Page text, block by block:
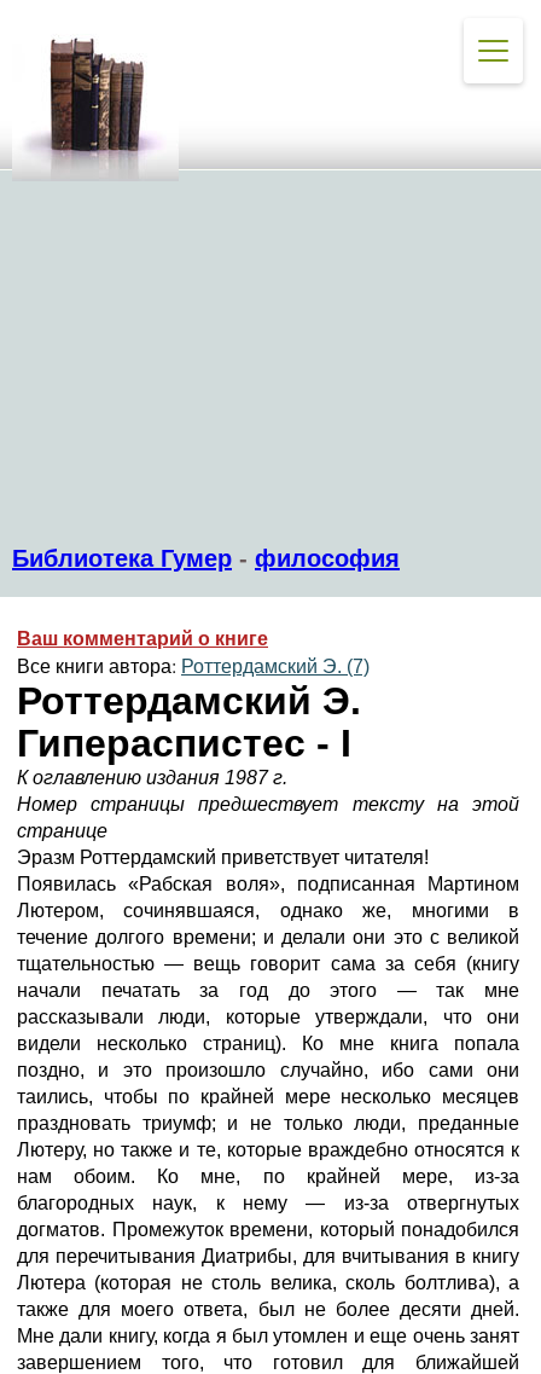
Библиотека Гумер - философия
Ваш комментарий о книге
Все книги автора: Роттердамский Э. (7)
Роттердамский Э.
Гипераспистес - I
К оглавлению издания 1987 г.
Номер страницы предшествует тексту на этой
странице
Эразм Роттердамский приветствует читателя!
Появилась «Рабская воля», подписанная Мартином
Лютером, сочинявшаяся, однако же, многими в
течение долгого времени; и делали они это с великой
тщательностью — вещь говорит сама за себя (книгу
начали печатать за год до этого — так мне
рассказывали люди, которые утверждали, что они
видели несколько страниц). Ко мне книга попала
поздно, и это произошло случайно, ибо сами они
таились, чтобы по крайней мере несколько месяцев
праздновать триумф; и не только люди, преданные
Лютеру, но также и те, которые враждебно относятся к
нам обоим. Ко мне, по крайней мере, из-за
благородных наук, к нему — из-за отвергнутых
догматов. Промежуток времени, который понадобился
для перечитывания Диатрибы, для вчитывания в книгу
Лютера (которая не столь велика, сколь болтлива), а
также для моего ответа, был не более десяти дней.
Мне дали книгу, когда я был утомлен и еще очень занят
завершением того, что готовил для ближайшей